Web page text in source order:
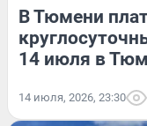
В Тюмени
14 июля в
14 июля, 2026, 23:30